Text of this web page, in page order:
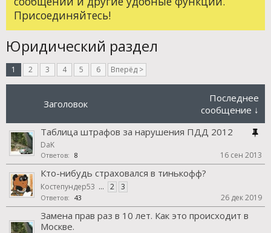
Присоединяйтесь!
Юридический раздел
1 2 3 4 5 6 Вперёд >
Заголовок
Последнее
сообщение ↓
Таблица штрафов за нарушения ПДД 2012
DaK
Ответов: 8 16 сен 2013
Кто-нибудь страховался в тинькофф?
Костепундер53 ... 2 3
Ответов: 43 26 дек 2019
Замена прав раз в 10 лет. Как это происходит в
Москве.